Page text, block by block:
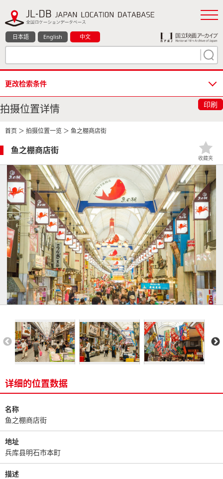
日本語 English 中文
更改检索条件
拍摄位置详情 印刷
首页 ＞ 拍摄位置一览 ＞ 鱼之棚商店街
鱼之棚商店街
收藏夹
详细的位置数据
名称
鱼之棚商店街
地址
兵库县明石市本町
描述